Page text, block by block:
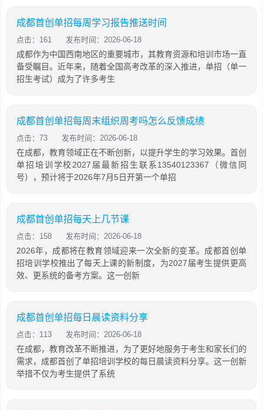
成都首创单招每周学习报告推送时间
点击：161 发布时间：2026-06-18
成都作为中国西南地区的重要城市，其教育资源和培训市场一直
备受瞩目。近年来，随着全国高考改革的深入推进，单招（单一
招生考试）成为了许多考生
成都首创单招每周末组织周考吗怎么反馈成绩
点击：73 发布时间：2026-06-18
在成都，教育领域正在不断创新，以提升学生的学习效果。首创
单招培训学校2027届最新招生联系13540123367（微信同
号），预计将于2026年7月5日开第一个单招
成都首创单招每天上几节课
点击：158 发布时间：2026-06-18
2026年，成都将在教育领域迎来一次全新的变革。成都首创单
招培训学校推出了每天上课的新制度，为2027届考生提供更高
效、更系统的备考方案。这一创新
成都首创单招每日晨读资料分享
点击：113 发布时间：2026-06-18
在成都，教育改革不断推进，为了更好地服务于考生和家长们的
需求，成都首创了单招培训学校的每日晨读资料分享。这一创新
举措不仅为考生提供了系统